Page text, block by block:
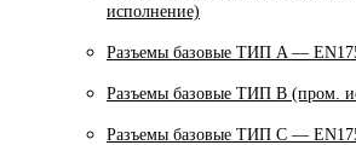
исполнение)
Разъемы базовые ТИП A —
Разъемы базовые ТИП В (пром.
Разъемы базовые ТИП C —